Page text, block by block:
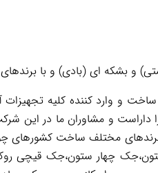
و بشکه ای (بادی) و با
و وارد کننده کلیه تجهیزات
و مشاوران ما در این
مختلف ساخت کشورهای
چهار ستون،جک قیچی